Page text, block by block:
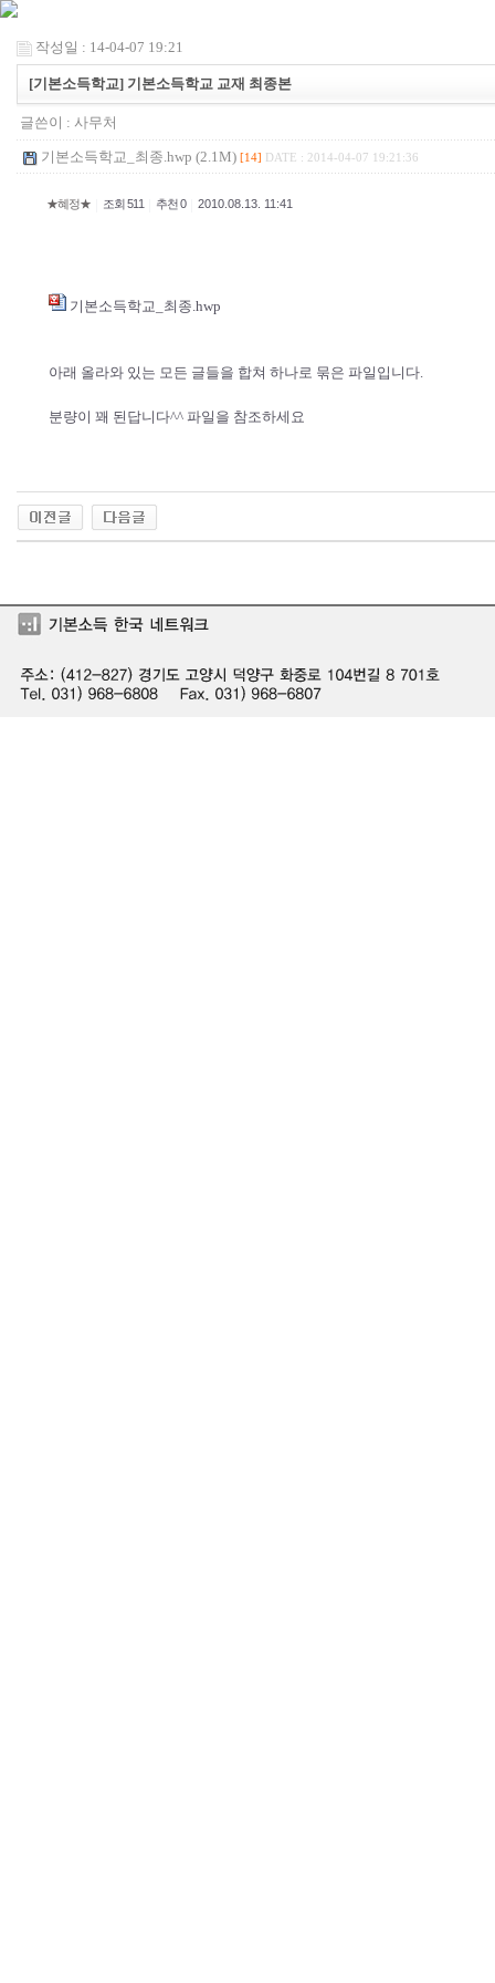
작성일 : 14-04-07 19:21
[기본소득학교] 기본소득학교 교재 최종본
글쓴이 : 사무처
기본소득학교_최종.hwp (2.1M) [14] DATE : 2014-04-07 19:21:36
★혜정★ 조회 511 추천 0 2010.08.13. 11:41
기본소득학교_최종.hwp
아래 올라와 있는 모든 글들을 합쳐 하나로 묶은 파일입니다.
분량이 꽤 된답니다^^ 파일을 참조하세요